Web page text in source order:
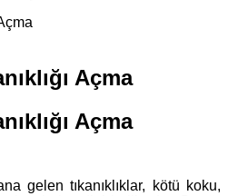
Açma
Açma
gelen tıkanıklıklar, kötü koku,